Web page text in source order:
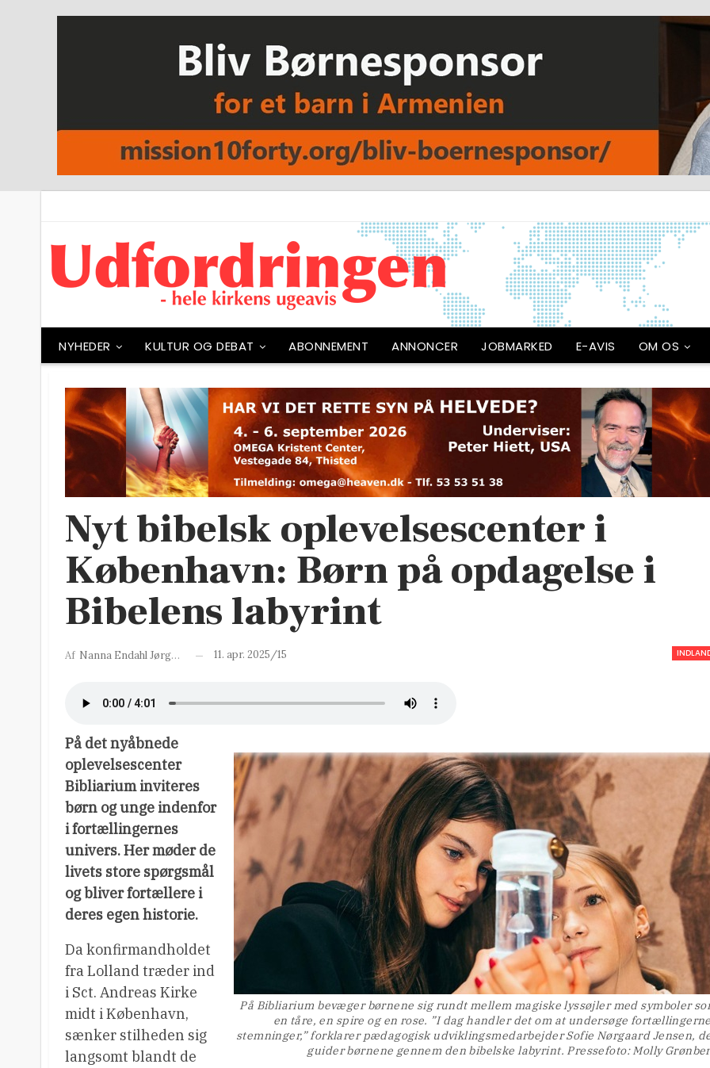
NYHEDER KULTUR OG DEBAT ABONNEMENT ANNONCER JOBMARKED E-AVIS OM OS
Nyt bibelsk oplevelsescenter i
København: Børn på opdagelse i
Bibelens labyrint
Af Nanna Endahl Jørgensen 11. apr. 2025/15
På Bibliarium bevæger børnene sig rundt mellem magiske lyssøjler med symboler
en tåre, en spire og en rose. ”I dag handler det om at undersøge
stemninger,” forklarer pædagogisk udviklingsmedarbejder Sofie Nørgaard Jensen,
guider børnene gennem den bibelske labyrint. Pressefoto: Molly
På det nyåbnede
oplevelsescenter
Bibliarium inviteres
børn og unge indenfor
i fortællingernes
univers. Her møder de
livets store spørgsmål
og bliver fortællere i
deres egen historie.
Da konfirmandholdet
fra Lolland træder ind
i Sct. Andreas Kirke
midt i København,
sænker stilheden sig
langsomt blandt de